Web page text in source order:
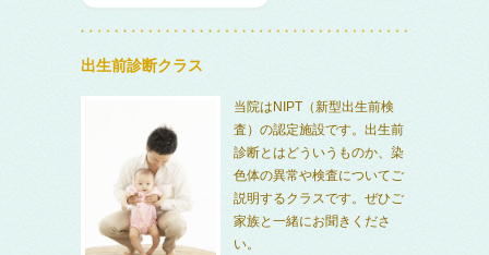
出生前診断クラス
当院はNIPT（新型出生前検
査）の認定施設です。出生前
診断とはどういうものか、染
色体の異常や検査についてご
説明するクラスです。ぜひご
家族と一緒にお聞きくださ
い。